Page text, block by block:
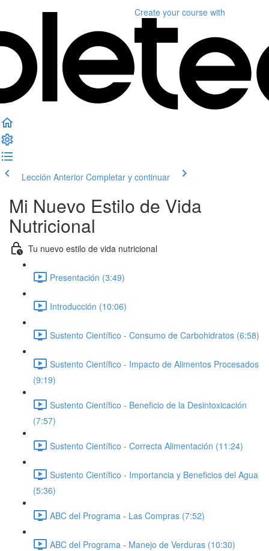
Create your course with
Lección Anterior Completar y continuar
Mi Nuevo Estilo de Vida
Nutricional
Tu nuevo estilo de vida nutricional
Presentación (3:49)
Introducción (10:06)
Sustento Científico - Consumo de Carbohidratos (6:58)
Sustento Científico - Impacto de Alimentos Procesados
(9:19)
Sustento Científico - Beneficio de la Desintoxicación
(7:57)
Sustento Científico - Correcta Alimentación (11:24)
Sustento Científico - Importancia y Beneficios del Agua
(5:36)
ABC del Programa - Las Compras (7:52)
ABC del Programa - Manejo de Verduras (10:30)